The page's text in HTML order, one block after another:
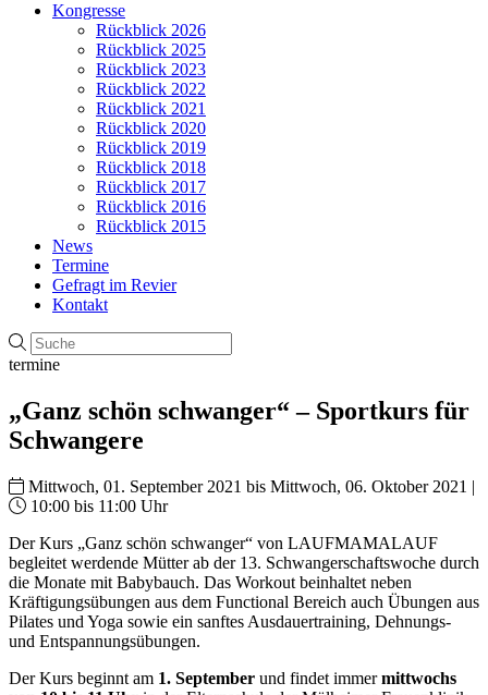
Kongresse
Rückblick 2026
Rückblick 2025
Rückblick 2023
Rückblick 2022
Rückblick 2021
Rückblick 2020
Rückblick 2019
Rückblick 2018
Rückblick 2017
Rückblick 2016
Rückblick 2015
News
Termine
Gefragt im Revier
Kontakt
termine
„Ganz schön schwanger“ – Sportkurs für
Schwangere
Mittwoch, 01. September 2021 bis Mittwoch, 06. Oktober 2021 |
10:00 bis 11:00 Uhr
Der Kurs „Ganz schön schwanger“ von LAUFMAMALAUF
begleitet werdende Mütter ab der 13. Schwangerschaftswoche durch
die Monate mit Babybauch. Das Workout beinhaltet neben
Kräftigungsübungen aus dem Functional Bereich auch Übungen aus
Pilates und Yoga sowie ein sanftes Ausdauertraining, Dehnungs-
und Entspannungsübungen.
Der Kurs beginnt am 1. September und findet immermittwochs